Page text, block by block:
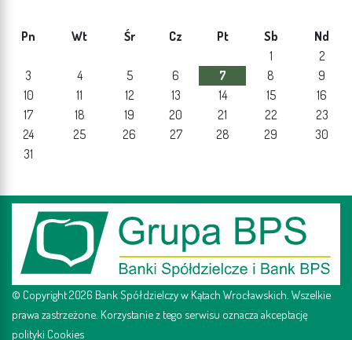
Pn Wt Śr Cz Pt Sb
Nd
1
2
3
4 5 6 7 8
9
10
11 12 13 14 15
16
17
18 19 20 21 22
23
24
25 26 27 28 29
30
31
© Copyright 2026 Bank Spółdzielczy w Kątach Wrocławskich. Wszelkie
prawa zastrzeżone. Korzystanie z tego serwisu oznacza akceptację
polityki Cookies